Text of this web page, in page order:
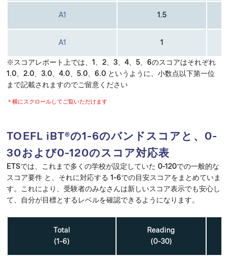
A1 1.5
A1 1
※スコアレポート上では、1、2、3、4、5、6のスコアはそれぞれ
1.0、2.0、3.0、4.0、5.0、6.0 というように、小数点以下第一位
まで記載されますのでご留意ください
＊横にスクロールしてご覧いただけます
TOEFL iBT®の1-6のバンドスコアと、0-
30および0-120のスコア対応表
ETSでは、これまで多くの学校が設定していた 0-120での一般的な
スコア要件 と、それに対応する 1-6での目安スコアをまとめていま
す。これにより、受験者のみなさんは新しいスコア表示でも安心し
て、自分が目標とするレベルを確認できるようになります。
Total
(1-6)
Reading
(0-30)